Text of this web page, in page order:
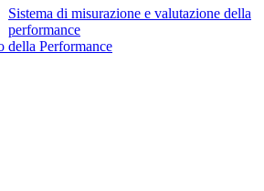
Sistema di misurazione e valutazione della
performance
della Performance